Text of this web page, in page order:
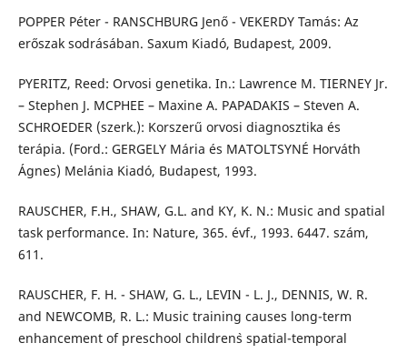
POPPER Péter - RANSCHBURG Jenő - VEKERDY Tamás: Az
erőszak sodrásában. Saxum Kiadó, Budapest, 2009.
PYERITZ, Reed: Orvosi genetika. In.: Lawrence M. TIERNEY Jr.
– Stephen J. MCPHEE – Maxine A. PAPADAKIS – Steven A.
SCHROEDER (szerk.): Korszerű orvosi diagnosztika és
terápia. (Ford.: GERGELY Mária és MATOLTSYNÉ Horváth
Ágnes) Melánia Kiadó, Budapest, 1993.
RAUSCHER, F.H., SHAW, G.L. and KY, K. N.: Music and spatial
task performance. In: Nature, 365. évf., 1993. 6447. szám,
611.
RAUSCHER, F. H. - SHAW, G. L., LEVIN - L. J., DENNIS, W. R.
and NEWCOMB, R. L.: Music training causes long-term
enhancement of preschool children`s spatial-temporal